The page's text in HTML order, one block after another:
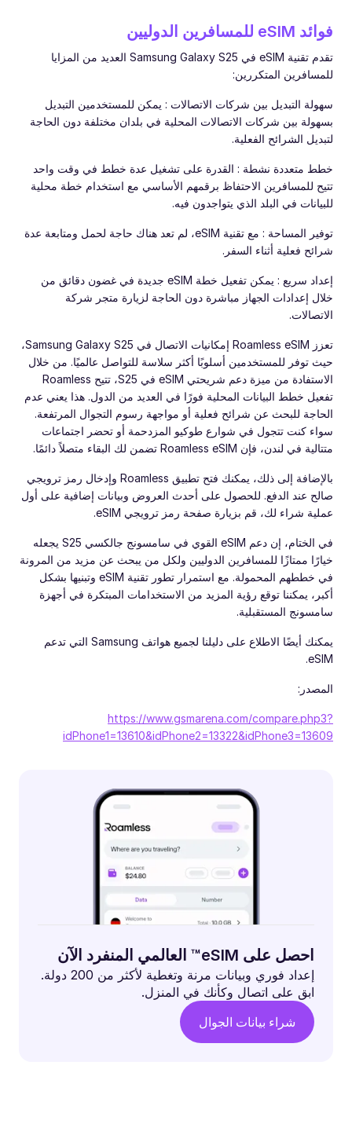
فوائد eSIM للمسافرين الدوليين
تقدم تقنية eSIM في Samsung Galaxy S25 العديد من المزايا
للمسافرين المتكررين:
سهولة التبديل بين شركات الاتصالات : يمكن للمستخدمين التبديل
بسهولة بين شركات الاتصالات المحلية في بلدان مختلفة دون الحاجة
لتبديل الشرائح الفعلية.
خطط متعددة نشطة : القدرة على تشغيل عدة خطط في وقت واحد
تتيح للمسافرين الاحتفاظ برقمهم الأساسي مع استخدام خطة محلية
للبيانات في البلد الذي يتواجدون فيه.
توفير المساحة : مع تقنية eSIM، لم تعد هناك حاجة لحمل ومتابعة عدة
شرائح فعلية أثناء السفر.
إعداد سريع : يمكن تفعيل خطة eSIM جديدة في غضون دقائق من
خلال إعدادات الجهاز مباشرة دون الحاجة لزيارة متجر شركة
الاتصالات.
تعزز Roamless eSIM إمكانيات الاتصال في Samsung Galaxy S25،
حيث توفر للمستخدمين أسلوبًا أكثر سلاسة للتواصل عالميًا. من خلال
الاستفادة من ميزة دعم شريحتي eSIM في S25، تتيح Roamless
تفعيل خطط البيانات المحلية فورًا في العديد من الدول. هذا يعني عدم
الحاجة للبحث عن شرائح فعلية أو مواجهة رسوم التجوال المرتفعة.
سواء كنت تتجول في شوارع طوكيو المزدحمة أو تحضر اجتماعات
متتالية في لندن، فإن Roamless eSIM تضمن لك البقاء متصلاً دائمًا.
بالإضافة إلى ذلك، يمكنك فتح تطبيق Roamless وإدخال رمز ترويجي
صالح عند الدفع. للحصول على أحدث العروض وبيانات إضافية على أول
عملية شراء لك، قم بزيارة صفحة رمز ترويجي eSIM.
في الختام، إن دعم eSIM القوي في سامسونج جالكسي S25 يجعله
خيارًا ممتازًا للمسافرين الدوليين ولكل من يبحث عن مزيد من المرونة
في خططهم المحمولة. مع استمرار تطور تقنية eSIM وتبنيها بشكل
أكبر، يمكننا توقع رؤية المزيد من الاستخدامات المبتكرة في أجهزة
سامسونج المستقبلية.
يمكنك أيضًا الاطلاع على دليلنا لجميع هواتف Samsung التي تدعم
eSIM.
المصدر:
https://www.gsmarena.com/compare.php3?
idPhone1=13610&idPhone2=13322&idPhone3=13609
احصل على eSIM™ العالمي المنفرد الآن
إعداد فوري وبيانات مرنة وتغطية لأكثر من 200 دولة.
ابق على اتصال وكأنك في المنزل.
شراء بيانات الجوال